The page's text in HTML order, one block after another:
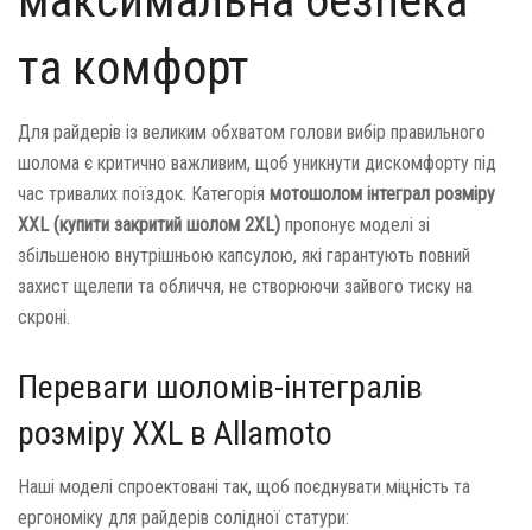
та комфорт
Для райдерів із великим обхватом голови вибір правильного
шолома є критично важливим, щоб уникнути дискомфорту під
час тривалих поїздок. Категорія мотошолом інтеграл розміру
XXL (купити закритий шолом 2XL) пропонує моделі зі
збільшеною внутрішньою капсулою, які гарантують повний
захист щелепи та обличчя, не створюючи зайвого тиску на
скроні.
Переваги шоломів-інтегралів
розміру XXL в Allamoto
Наші моделі спроектовані так, щоб поєднувати міцність та
ергономіку для райдерів солідної статури: